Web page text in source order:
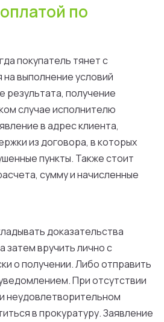
оплатой по
покупатель тянетс
навыполнениеусловий
результата, получение
случаеисполнителю
вадрес клиента,
издоговора, вкоторых
пункты. Такжестоит
, суммуиначисленные
доказательства
азатем вручить личнос
ополучении.Либоотправить
Приотсутствии
неудовлетворительном
впрокуратуру. Заявление